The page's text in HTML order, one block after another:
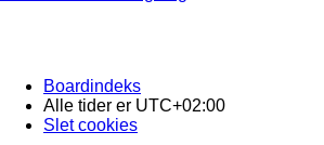
Boardindeks
Alle tider er UTC+02:00
Slet cookies